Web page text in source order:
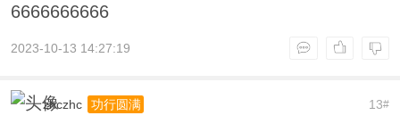
6666666666
2023-10-13 14:27:19
13#
zhczhc 功行圆满